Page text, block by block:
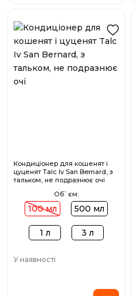
Кондиціонер для кошенят і
цуценят Talc Iv San Bernard, з
тальком, не подразнює очі
Об`єм:
100 мл 500 мл
1 л 3 л
У наявності